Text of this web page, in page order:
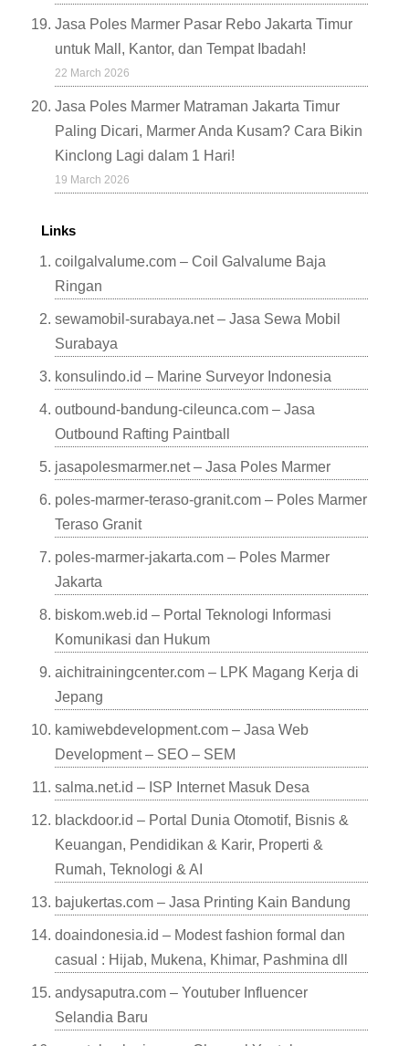
Jasa Poles Marmer Pasar Rebo Jakarta Timur
untuk Mall, Kantor, dan Tempat Ibadah!
22 March 2026
Jasa Poles Marmer Matraman Jakarta Timur
Paling Dicari, Marmer Anda Kusam? Cara Bikin
Kinclong Lagi dalam 1 Hari!
19 March 2026
Links
coilgalvalume.com – Coil Galvalume Baja
Ringan
sewamobil-surabaya.net – Jasa Sewa Mobil
Surabaya
konsulindo.id – Marine Surveyor Indonesia
outbound-bandung-cileunca.com – Jasa
Outbound Rafting Paintball
jasapolesmarmer.net – Jasa Poles Marmer
poles-marmer-teraso-granit.com – Poles Marmer
Teraso Granit
poles-marmer-jakarta.com – Poles Marmer
Jakarta
biskom.web.id – Portal Teknologi Informasi
Komunikasi dan Hukum
aichitrainingcenter.com – LPK Magang Kerja di
Jepang
kamiwebdevelopment.com – Jasa Web
Development – SEO – SEM
salma.net.id – ISP Internet Masuk Desa
blackdoor.id – Portal Dunia Otomotif, Bisnis &
Keuangan, Pendidikan & Karir, Properti &
Rumah, Teknologi & AI
bajukertas.com – Jasa Printing Kain Bandung
doaindonesia.id – Modest fashion formal dan
casual : Hijab, Mukena, Khimar, Pashmina dll
andysaputra.com – Youtuber Influencer
Selandia Baru